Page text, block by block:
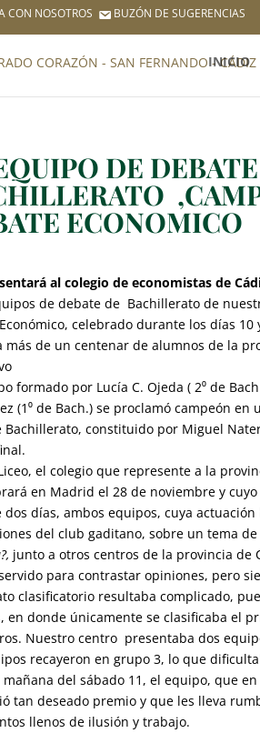
CON NOSOTROS BUZÓN DE SUGERENCIAS
INICIO
DE
ECONOMICO
al colegio de economistas de
de debate de Bachillerato de
celebrado durante los días
más de un centenar de alumnos de la
formado por Lucía C. Ojeda ( 2⁰ de
(1⁰ de Bach.) se proclamó campeón
Bachillerato, constituido por Miguel
el colegio que represente a la
en Madrid el 28 de noviembre y
dos días, ambos equipos, cuya
del club gaditano, sobre un tema
junto a otros centros de la provincia de
para contrastar opiniones, pero
clasificatorio resultaba complicado,
en donde únicamente se clasificaba el
Nuestro centro presentaba dos
recayeron en grupo 3, lo que
mañana del sábado 11, el equipo, que
tan deseado premio y que les lleva
llenos de ilusión y trabajo.